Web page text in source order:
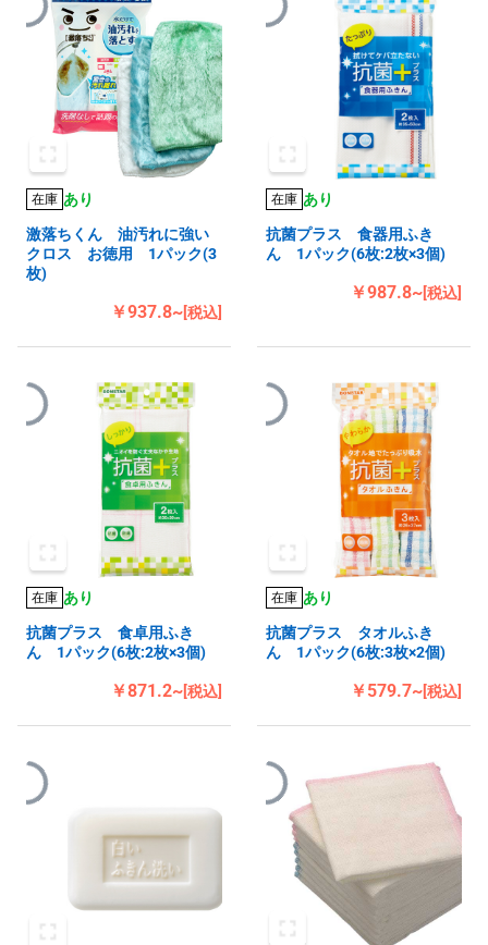
在庫 あり
激落ちくん 油汚れに強い
クロス お徳用 1パック(3
枚)
￥937.8~[税込]
在庫 あり
抗菌プラス 食器用ふき
ん 1パック(6枚:2枚×3個)
￥987.8~[税込]
在庫 あり
抗菌プラス 食卓用ふき
ん 1パック(6枚:2枚×3個)
￥871.2~[税込]
在庫 あり
抗菌プラス タオルふき
ん 1パック(6枚:3枚×2個)
￥579.7~[税込]